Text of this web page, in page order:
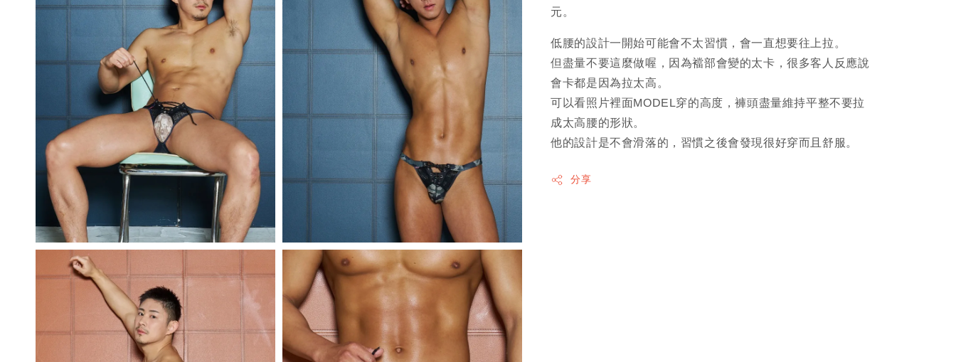
元。
低腰的設計一開始可能會不太習慣，會一直想要往上拉。
但盡量不要這麼做喔，因為襠部會變的太卡，很多客人反應說
會卡都是因為拉太高。
可以看照片裡面MODEL穿的高度，褲頭盡量維持平整不要拉
成太高腰的形狀。
他的設計是不會滑落的，習慣之後會發現很好穿而且舒服。
分享